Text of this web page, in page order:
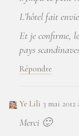
L’hôtel fait
Et je confirme,
pays
Répondre
Ye Lili 3 mai 2012
Merci 🙂